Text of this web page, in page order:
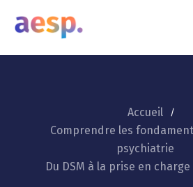
Accueil
Comprendre les
psychiatrie
Du DSM à la prise en